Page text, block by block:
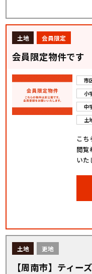
土地 会員限定
会員限定物件です
市
小
中
土
こち
閲覧
いた
土地 更地
【周南市】ティー